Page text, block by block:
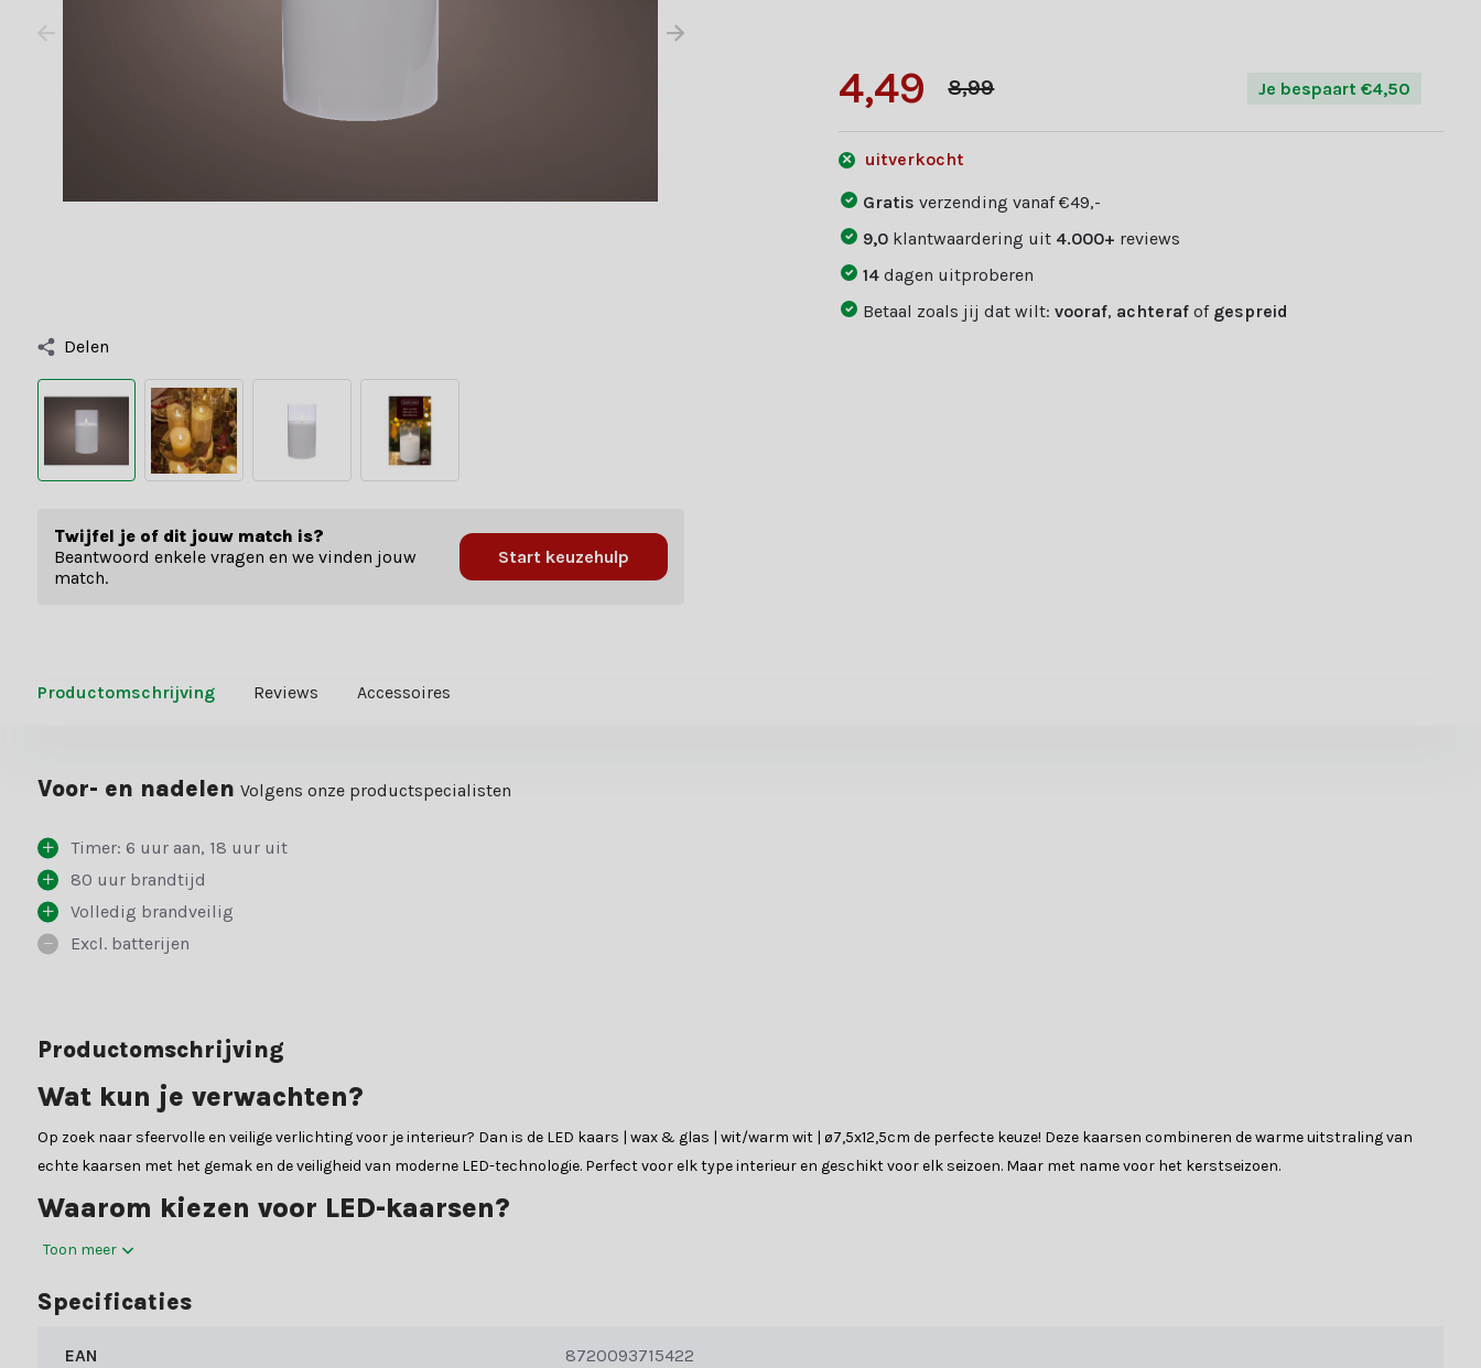
Delen
Twijfel je of dit jouw match is?
Beantwoord enkele vragen en we vinden jouw
match.
Start keuzehulp
4,49 8,99 Je bespaart €4,50
uitverkocht
Gratisverzending vanaf €49,-
9,0 klantwaardering uit 4.000+ reviews
14dagen uitproberen
Betaal zoals jij dat wilt:vooraf, achteraf of gespreid
Productomschrijving Reviews Accessoires
Voor- en nadelen Volgens onze productspecialisten
Timer: 6 uur aan, 18 uur uit
80 uur brandtijd
Volledig brandveilig
Excl. batterijen
Productomschrijving
Wat kun je verwachten?
Op zoek naar sfeervolle en veilige verlichting voor je interieur? Dan is de LED kaars | wax & glas | wit/warm wit | ø7,5x12,5cm de perfecte keuze! Deze kaarsen combineren de warme uitstraling van
echte kaarsen met het gemak en de veiligheid van moderne LED-technologie. Perfect voor elk type interieur en geschikt voor elk seizoen. Maar met name voor het kerstseizoen.
Waarom kiezen voor LED-kaarsen?
De LED-kaarsen van het merk Lumineo bieden de perfecte balans tussen sfeer, veiligheid en gebruiksgemak. Ze zijn ideaal voor gezinnen met kinderen of huisdieren en voor wie zich geen zorgen wil
LED-kaars:
Materiaal:
Toon meer
Specificaties
EAN 8720093715422